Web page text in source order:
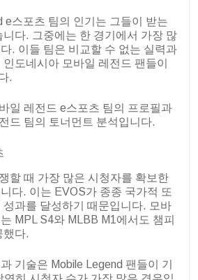
e스포츠 팀의 인기는 그들이 받는
다. 그중에는 한 경기에서 가장 많
. 이들 팀은 비교할 수 없는 실력과
도네시아 모바일 레전드 팬들이
.
일 레전드 e스포츠 팀의 프로필과
드 팀의 토너먼트 분석입니다.
할 때 가장 많은 시청자를 확보한
다. 이는 EVOS가 종종 국가적 또
성과를 달성하기 때문입니다. 모바
MPL S4와 MLBB M1에서도 챔피
했다.
기술은 Mobile Legend 팬들이 기